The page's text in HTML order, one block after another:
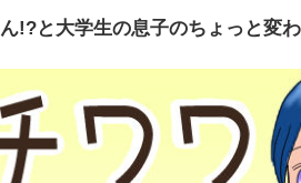
!?と大学生の息子のちょっと変